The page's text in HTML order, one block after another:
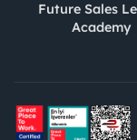
Future Sales
Academy